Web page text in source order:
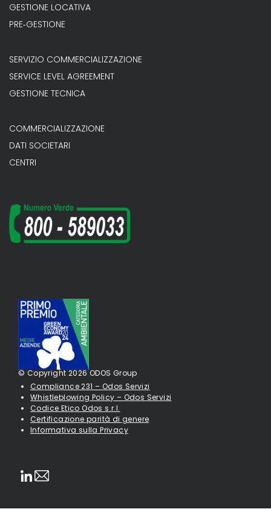
GESTIONE LOCATIVA
PRE‐GESTIONE
SERVIZIO COMMERCIALIZZAZIONE
SERVICE LEVEL AGREEMENT
GESTIONE TECNICA
COMMERCIALIZZAZIONE
DATI SOCIETARI
CENTRI
© Copyright 2026 ODOS Group
Compliance 231 – Odos Servizi
Whistleblowing Policy – Odos Servizi
Codice Etico Odos s.r.l.
Certificazione parità di genere
Informativa sulla Privacy